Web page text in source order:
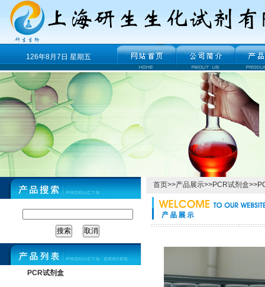
126年8月7日 星期五
PCR试剂盒
首页>>产品展示>>PCR试剂盒>>